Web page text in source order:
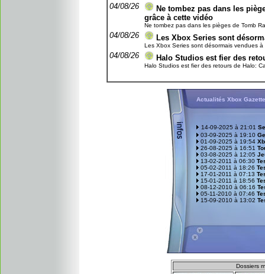
04/08/26
Ne tombez pas dans les
grâce à cette vidéo
Ne tombez pas dans les pièges de Tomb
04/08/26 Les Xbox Series sont
Les Xbox Series sont désormais vendues
04/08/26 Halo Studios est fier des
Halo Studios est fier des retours de Halo:
Actualités Xbox Gazette
14-09-2025 à 21:01
03-09-2025 à 19:10
01-09-2025 à 19:54
26-08-2025 à 16:51
03-08-2025 à 12:05
13-02-2011 à 06:30
05-02-2011 à 18:26
17-01-2011 à 07:13
15-01-2011 à 18:56
08-12-2010 à 06:16
05-11-2010 à 07:46
15-09-2010 à 13:02
Dossiers